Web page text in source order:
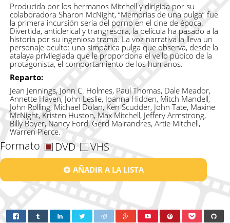
Producida por los hermanos Mitchell y dirigida por su
colaboradora Sharon McNight, “Memorias de una pulga” fue
la primera incursión seria del porno en el cine de época.
Divertida, anticlerical y trangresora, la película ha pasado a la
historia por su ingeniosa trama. La voz narrativa la lleva un
personaje oculto: una simpática pulga que observa, desde la
atalaya privilegiada que le proporciona el vello púbico de la
protagonista, el comportamiento de los humanos.
Reparto:
Jean Jennings, John C. Holmes, Paul Thomas, Dale Meador,
Annette Haven, John Leslie, Joanna Hidden, Mitch Mandell,
John Rolling, Michael Dolan, Ken Scudder, John Tate, Maxine
McNight, Kristen Huston, Max Mitchell, Jeffery Armstrong,
Billy Boyer, Nancy Ford, Gerd Mairandres, Artie Mitchell,
Warren Pierce.
Formato DVD VHS
AÑADIR A LA LISTA